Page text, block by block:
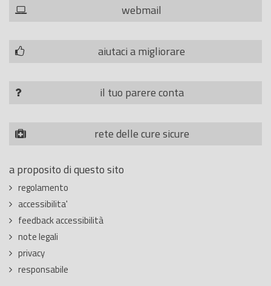
webmail
aiutaci a migliorare
il tuo parere conta
rete delle cure sicure
a proposito di questo sito
regolamento
accessibilita'
feedback accessibilità
note legali
privacy
responsabile